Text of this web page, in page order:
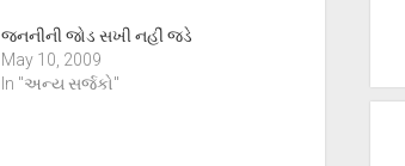
જનનીની જોડ સખી નહીં જડે
May 10, 2009
In "અન્ય સર્જકો"